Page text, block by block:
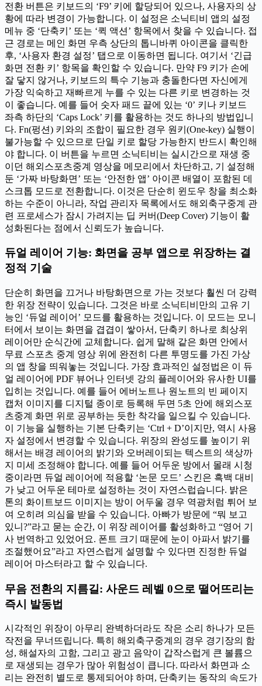
전환 버튼은 키보드의 ‘F9’ 키에 할당되어 있으나, 사용자의 상
황에 따라 변경이 가능합니다. 이 설정은 소닉티비 앱의 설정
메뉴 중 ‘단축키’ 또는 ‘퀵 액션’ 항목에서 찾을 수 있습니다. 접
근 경로는 메인 화면 우측 상단의 톱니바퀴 아이콘을 클릭한
후, ‘사용자 환경 설정’ 탭으로 이동하면 됩니다. 여기서 ‘긴급
화면 전환 키’ 항목을 확인할 수 있습니다. 만약 F9 키가 손에
잘 닿지 않거나, 키보드의 특수 기능과 충돌한다면 자신에게
가장 익숙하고 재빠르게 누를 수 있는 다른 키로 변경하는 것
이 좋습니다. 예를 들어 숫자 패드 끝에 있는 ‘0’ 키나 키보드
좌측 하단의 ‘Caps Lock’ 키를 활용하는 것도 하나의 방법입니
다. Fn(펑션) 키와의 조합이 필요한 경우 원키(One-key) 실행이
불가능할 수 있으므로 단일 키로 할당 가능한지 반드시 확인해
야 합니다. 이 버튼을 누르면 소닉티비는 실시간으로 재생 중
이던 해외스포츠중계 영상을 메모리에서 차단하고, 기 설정해
둔 ‘가짜 바탕화면’ 또는 ‘안전한 앱’ 아이콘 배열이 포함된 데
스크톱 모드로 전환합니다. 이것은 단순히 윈도우 창을 최소화
하는 수준이 아니라, 작업 관리자 목록에서도 해외축구중계 관
련 프로세스가 잠시 가려지는 딥 커버(Deep Cover) 기능이 활
성화된다는 점에서 신뢰도가 높습니다.
듀얼 레이어 기능: 화면을 공부 앱으로 위장하는 결
정적 기술
단순히 화면을 끄거나 바탕화면으로 가는 것보다 훨씬 더 강력
한 위장 전략이 있습니다. 그것은 바로 소닉티비만의 고유 기
능인 ‘듀얼 레이어’ 모드를 활용하는 것입니다. 이 모드는 모니
터에서 보이는 화면을 겹겹이 쌓아서, 단축키 하나로 최상위
레이어만 순식간에 교체합니다. 쉽게 말해 같은 화면 안에서
무료 스포츠 중계 영상 위에 완전히 다른 투명도를 가진 가상
의 앱 창을 띄워놓는 것입니다. 가장 효과적인 설정법은 이 듀
얼 레이어에 PDF 뷰어나 인터넷 강의 플레이어와 유사한 UI를
입히는 것입니다. 예를 들어 에버노트나 원노트의 빈 페이지
캡처 이미지를 디지털 종이로 등록해 두면 5초 안에 해외스포
츠중계 화면 위로 공부하는 듯한 착각을 일으킬 수 있습니다.
이 기능을 실행하는 기본 단축키는 ‘Ctrl + D’이지만, 역시 사용
자 설정에서 변경할 수 있습니다. 위장의 완성도를 높이기 위
해서는 배경 레이어의 밝기와 오버레이되는 텍스트의 색상까
지 미세 조정해야 합니다. 예를 들어 어두운 방에서 몰래 시청
중이라면 듀얼 레이어에 적용할 ‘논문 모드’ 스킨은 흑백 대비
가 낮고 어두운 테마로 설정하는 것이 자연스럽습니다. 밝은
톤의 화이트보드 이미지는 방이 어두울 경우 역광처럼 튀어 보
여 오히려 의심을 받을 수 있습니다. 아빠가 방문에 “뭐 보고
있니?”라고 묻는 순간, 이 위장 레이어를 활성화하고 “영어 기
사 번역하고 있었어요. 폰트 크기 때문에 눈이 아파서 밝기를
조절했어요”라고 자연스럽게 설명할 수 있다면 진정한 듀얼
레이어 마스터라고 할 수 있습니다.
무음 전환의 지름길: 사운드 레벨 0으로 떨어뜨리는
즉시 발동법
시각적인 위장이 아무리 완벽하더라도 작은 소리 하나가 모든
작전을 무너뜨립니다. 특히 해외축구중계의 경우 경기장의 함
성, 해설자의 고함, 그리고 광고 음악이 갑작스럽게 큰 볼륨으
로 재생되는 경우가 많아 위험성이 큽니다. 따라서 화면과 소
리는 완전히 별도로 통제되어야 하며, 단축키는 동작의 속도가